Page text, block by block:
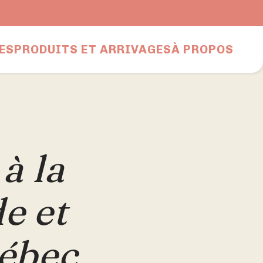
PRODUITS ET ARRIVAGESÀ PROPOS
la
et